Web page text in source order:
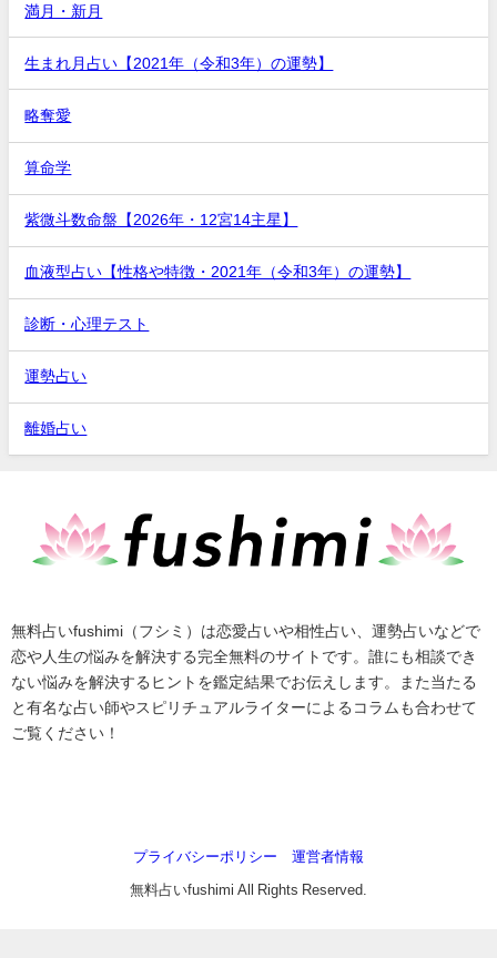
満月・新月
生まれ月占い【2021年（令和3年）の運勢】
略奪愛
算命学
紫微斗数命盤【2026年・12宮14主星】
血液型占い【性格や特徴・2021年（令和3年）の運勢】
診断・心理テスト
運勢占い
離婚占い
無料占いfushimi（フシミ）は恋愛占いや相性占い、運勢占いなどで
恋や人生の悩みを解決する完全無料のサイトです。誰にも相談でき
ない悩みを解決するヒントを鑑定結果でお伝えします。また当たる
と有名な占い師やスピリチュアルライターによるコラムも合わせて
ご覧ください！
プライバシーポリシー 運営者情報
無料占いfushimi All Rights Reserved.